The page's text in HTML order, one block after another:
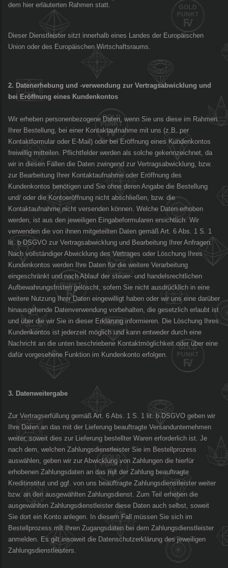
dem hier erläuterten Rahmen statt.
Dieser Dienstleister sitzt innerhalb eines Landes der Europäischen
Union oder des Europäischen Wirtschaftsraums.
2. Datenerhebung und -verwendung zur Vertragsabwicklung und
bei Eröffnung eines Kundenkontos
Wir erheben personenbezogene Daten, wenn Sie uns diese im Rahmen
Ihrer Bestellung, bei einer Kontaktaufnahme mit uns (z.B. per
Kontaktformular oder E-Mail) oder bei Eröffnung eines Kundenkontos
freiwillig mitteilen. Pflichtfelder werden als solche gekennzeichnet, da
wir in diesen Fällen die Daten zwingend zur Vertragsabwicklung, bzw.
zur Bearbeitung Ihrer Kontaktaufnahme oder Eröffnung des
Kundenkontos benötigen und Sie ohne deren Angabe die Bestellung
und/ oder die Kontoeröffnung nicht abschließen, bzw. die
Kontaktaufnahme nicht versenden können. Welche Daten erhoben
werden, ist aus den jeweiligen Eingabeformularen ersichtlich. Wir
verwenden die von ihnen mitgeteilten Daten gemäß Art. 6 Abs. 1 S. 1
lit. b DSGVO zur Vertragsabwicklung und Bearbeitung Ihrer Anfragen.
Nach vollständiger Abwicklung des Vertrages oder Löschung Ihres
Kundenkontos werden Ihre Daten für die weitere Verarbeitung
eingeschränkt und nach Ablauf der steuer- und handelsrechtlichen
Aufbewahrungsfristen gelöscht, sofern Sie nicht ausdrücklich in eine
weitere Nutzung Ihrer Daten eingewilligt haben oder wir uns eine darüber
hinausgehende Datenverwendung vorbehalten, die gesetzlich erlaubt ist
und über die wir Sie in dieser Erklärung informieren. Die Löschung Ihres
Kundenkontos ist jederzeit möglich und kann entweder durch eine
Nachricht an die unten beschriebene Kontaktmöglichkeit oder über eine
dafür vorgesehene Funktion im Kundenkonto erfolgen.
3. Datenweitergabe
Zur Vertragserfüllung gemäß Art. 6 Abs. 1 S. 1 lit. b DSGVO geben wir
Ihre Daten an das mit der Lieferung beauftragte Versandunternehmen
weiter, soweit dies zur Lieferung bestellter Waren erforderlich ist. Je
nach dem, welchen Zahlungsdienstleister Sie im Bestellprozess
auswählen, geben wir zur Abwicklung von Zahlungen die hierfür
erhobenen Zahlungsdaten an das mit der Zahlung beauftragte
Kreditinstitut und ggf. von uns beauftragte Zahlungsdienstleister weiter
bzw. an den ausgewählten Zahlungsdienst. Zum Teil erheben die
ausgewählten Zahlungsdienstleister diese Daten auch selbst, soweit
Sie dort ein Konto anlegen. In diesem Fall müssen Sie sich im
Bestellprozess mit Ihren Zugangsdaten bei dem Zahlungsdienstleister
anmelden. Es gilt insoweit die Datenschutzerklärung des jeweiligen
Zahlungsdienstleisters.